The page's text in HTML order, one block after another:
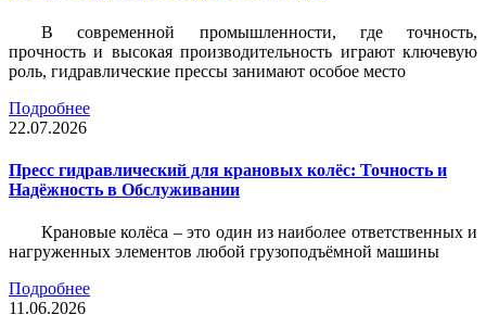
В современной промышленности, где точность,
прочность и высокая производительность играют ключевую
роль, гидравлические прессы занимают особое место
Подробнее
22.07.2026
Пресс гидравлический для крановых колёс: Точность и
Надёжность в Обслуживании
Крановые колёса – это один из наиболее ответственных и
нагруженных элементов любой грузоподъёмной машины
Подробнее
11.06.2026